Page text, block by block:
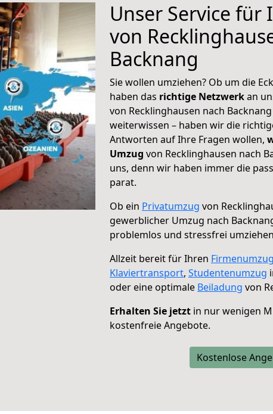
Unser Service für
von
Backnang
Sie wollen umziehen? Ob um die
haben das richtige Netzwerkan
von Recklinghausen nach
weiterwissen – haben wir die
Antworten auf Ihre Fragen wollen,
Umzug von Recklinghausen nach
uns, denn wir haben immer die
parat.
Ob ein Privatumzug von
gewerblicher Umzug nach
problemlos und stressfrei
Allzeit bereit für Ihren Firmenumzug
Klaviertransport, Studentenumzug
oder eine optimale Beiladung von
Erhalten Sie jetzt in nur wenigen
kostenfreie Angebote.
Kostenlose